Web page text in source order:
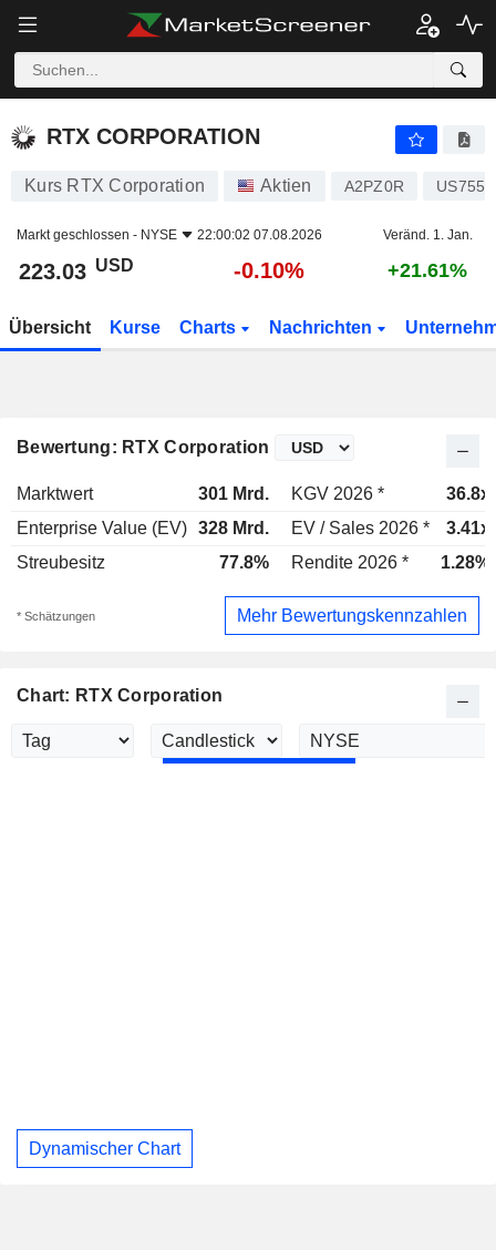
RTX CORPORATION
RTX CORPORATION
Kurs RTX Corporation Aktien A2PZ0R
Markt geschlossen - NYSE 22:00:02 07.08.2026 Veränd. 1. Jan.
223.03 USD -0.10% +21.61%
Übersicht Kurse Charts Nachrichten
Bewertung: RTX Corporation
Marktwert 301 Mrd. KGV 2026 *
36.8x
Enterprise Value (EV) 328 Mrd. EV / Sales 2026 *
3.41x
Streubesitz
77.8% Rendite 2026 * 1.28%
* Schätzungen Mehr Bewertungskennzahlen
Chart: RTX Corporation
Dynamischer Chart